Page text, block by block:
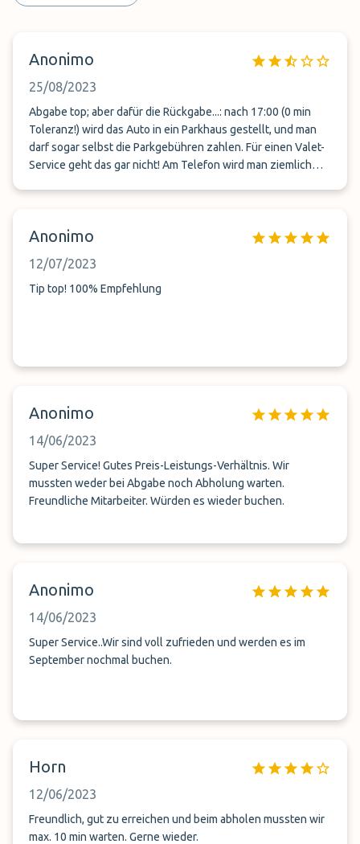
Anonimo
25/08/2023
Abgabe top; aber dafür die Rückgabe...: nach 17:00 (0 min
Toleranz!) wird das Auto in ein Parkhaus gestellt, und man
darf sogar selbst die Parkgebühren zahlen. Für einen Valet-
Service geht das gar nicht! Am Telefon wird man ziemlich
Anonimo
12/07/2023
Tip top! 100% Empfehlung
Anonimo
14/06/2023
Super Service! Gutes Preis-Leistungs-Verhältnis. Wir
mussten weder bei Abgabe noch Abholung warten.
Freundliche Mitarbeiter. Würden es wieder buchen.
Anonimo
14/06/2023
Super Service..Wir sind voll zufrieden und werden es im
September nochmal buchen.
Horn
12/06/2023
Freundlich, gut zu erreichen und beim abholen mussten wir
max. 10 min warten. Gerne wieder.